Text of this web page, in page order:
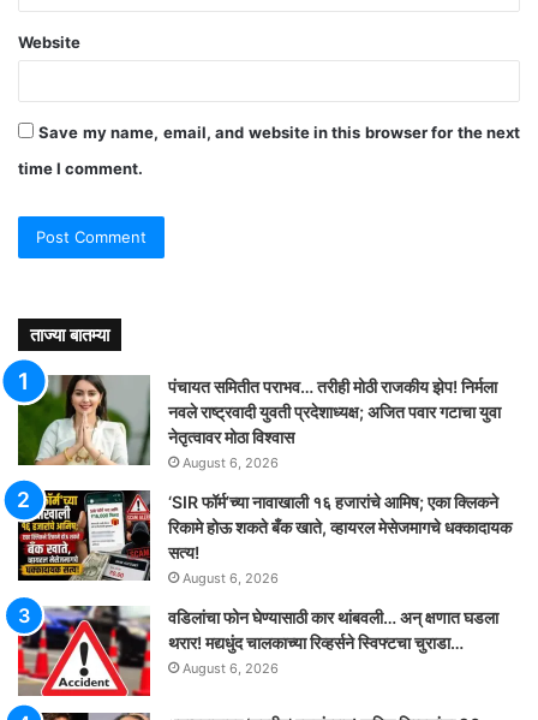
Website
Save my name, email, and website in this browser for the next
time I comment.
ताज्या बातम्या
पंचायत समितीत पराभव… तरीही मोठी राजकीय झेप! निर्मला
नवले राष्ट्रवादी युवती प्रदेशाध्यक्ष; अजित पवार गटाचा युवा
नेतृत्वावर मोठा विश्वास
August 6, 2026
‘SIR फॉर्म’च्या नावाखाली १६ हजारांचे आमिष; एका क्लिकने
रिकामे होऊ शकते बँक खाते, व्हायरल मेसेजमागचे धक्कादायक
सत्य!
August 6, 2026
वडिलांचा फोन घेण्यासाठी कार थांबवली… अन् क्षणात घडला
थरार! मद्यधुंद चालकाच्या रिव्हर्सने स्विफ्टचा चुराडा…
August 6, 2026